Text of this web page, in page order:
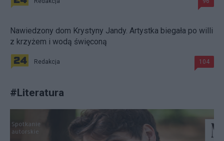
Nawiedzony dom Krystyny Jandy. Artystka biegała po willi
z krzyżem i wodą święconą
Redakcja 104
#Literatura